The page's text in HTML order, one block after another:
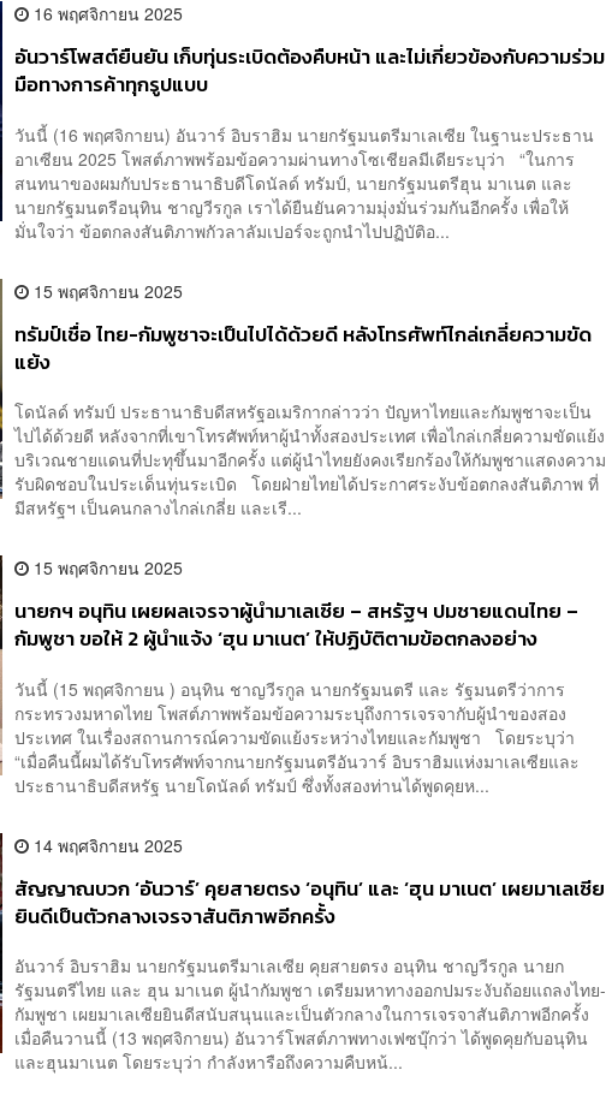
16 พฤศจิกายน 2025
อันวาร์โพสต์ยืนยัน เก็บทุ่นระเบิดต้องคืบหน้า และไม่เกี่ยวข้องกับความร่วม
มือทางการค้าทุกรูปแบบ
วันนี้ (16 พฤศจิกายน) อันวาร์ อิบราฮิม นายกรัฐมนตรีมาเลเซีย ในฐานะประธาน
อาเซียน 2025 โพสต์ภาพพร้อมข้อความผ่านทางโซเชียลมีเดียระบุว่า “ในการ
สนทนาของผมกับประธานาธิบดีโดนัลด์ ทรัมป์, นายกรัฐมนตรีฮุน มาเนต และ
นายกรัฐมนตรีอนุทิน ชาญวีรกูล เราได้ยืนยันความมุ่งมั่นร่วมกันอีกครั้ง เพื่อให้
มั่นใจว่า ข้อตกลงสันติภาพกัวลาลัมเปอร์จะถูกนำไปปฏิบัติอ...
15 พฤศจิกายน 2025
ทรัมป์เชื่อ ไทย-กัมพูชาจะเป็นไปได้ด้วยดี หลังโทรศัพท์ไกล่เกลี่ยความขัด
แย้ง
โดนัลด์ ทรัมป์ ประธานาธิบดีสหรัฐอเมริกากล่าวว่า ปัญหาไทยและกัมพูชาจะเป็น
ไปได้ด้วยดี หลังจากที่เขาโทรศัพท์หาผู้นำทั้งสองประเทศ เพื่อไกล่เกลี่ยความขัดแย้ง
บริเวณชายแดนที่ปะทุขึ้นมาอีกครั้ง แต่ผู้นำไทยยังคงเรียกร้องให้กัมพูชาแสดงความ
รับผิดชอบในประเด็นทุ่นระเบิด โดยฝ่ายไทยได้ประกาศระงับข้อตกลงสันติภาพ ที่
มีสหรัฐฯ เป็นคนกลางไกล่เกลี่ย และเรี...
15 พฤศจิกายน 2025
นายกฯ อนุทิน เผยผลเจรจาผู้นำมาเลเซีย – สหรัฐฯ ปมชายแดนไทย –
กัมพูชา ขอให้ 2 ผู้นำแจ้ง ‘ฮุน มาเนต’ ให้ปฏิบัติตามข้อตกลงอย่าง
วันนี้ (15 พฤศจิกายน ) อนุทิน ชาญวีรกูล นายกรัฐมนตรี และ รัฐมนตรีว่าการ
กระทรวงมหาดไทย โพสต์ภาพพร้อมข้อความระบุถึงการเจรจากับผู้นำของสอง
ประเทศ ในเรื่องสถานการณ์ความขัดแย้งระหว่างไทยและกัมพูชา โดยระบุว่า
“เมื่อคืนนี้ผมได้รับโทรศัพท์จากนายกรัฐมนตรีอันวาร์ อิบราฮิมแห่งมาเลเซียและ
ประธานาธิบดีสหรัฐ นายโดนัลด์ ทรัมป์ ซึ่งทั้งสองท่านได้พูดคุยห...
14 พฤศจิกายน 2025
สัญญาณบวก ‘อันวาร์’ คุยสายตรง ‘อนุทิน’ และ ‘ฮุน มาเนต’ เผยมาเลเซีย
ยินดีเป็นตัวกลางเจรจาสันติภาพอีกครั้ง
อันวาร์ อิบราฮิม นายกรัฐมนตรีมาเลเซีย คุยสายตรง อนุทิน ชาญวีรกูล นายก
รัฐมนตรีไทย และ ฮุน มาเนต ผู้นำกัมพูชา เตรียมหาทางออกปมระงับถ้อยแถลงไทย-
กัมพูชา เผยมาเลเซียยินดีสนับสนุนและเป็นตัวกลางในการเจรจาสันติภาพอีกครั้ง
เมื่อคืนวานนี้ (13 พฤศจิกายน) อันวาร์โพสต์ภาพทางเฟซบุ๊กว่า ได้พูดคุยกับอนุทิน
และฮุนมาเนต โดยระบุว่า กำลังหารือถึงความคืบหน้...